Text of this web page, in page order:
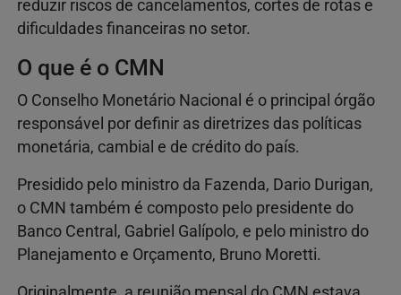
reduzir riscos de cancelamentos, cortes de rotas e
dificuldades financeiras no setor.
O que é o CMN
O Conselho Monetário Nacional é o principal órgão
responsável por definir as diretrizes das políticas
monetária, cambial e de crédito do país.
Presidido pelo ministro da Fazenda, Dario Durigan,
o CMN também é composto pelo presidente do
Banco Central, Gabriel Galípolo, e pelo ministro do
Planejamento e Orçamento, Bruno Moretti.